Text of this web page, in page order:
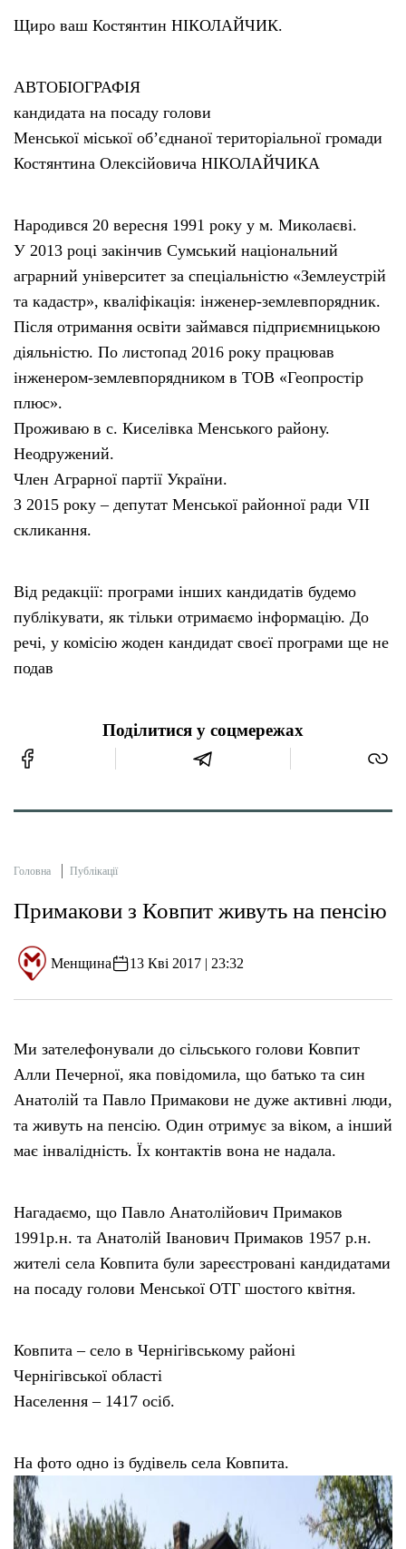
Щиро ваш Костянтин НІКОЛАЙЧИК.
АВТОБІОГРАФІЯ
кандидата на посаду голови
Менської міської об’єднаної територіальної громади
Костянтина Олексійовича НІКОЛАЙЧИКА
Народився 20 вересня 1991 року у м. Миколаєві.
У 2013 році закінчив Сумський національний
аграрний університет за спеціальністю «Землеустрій
та кадастр», кваліфікація: інженер-землевпорядник.
Після отримання освіти займався підприємницькою
діяльністю. По листопад 2016 року працював
інженером-землевпорядником в ТОВ «Геопростір
плюс».
Проживаю в с. Киселівка Менського району.
Неодружений.
Член Аграрної партії України.
З 2015 року – депутат Менської районної ради VII
скликання.
Від редакції: програми інших кандидатів будемо
публікувати, як тільки отримаємо інформацію. До
речі, у комісію жоден кандидат своєї програми ще не
подав
Поділитися у соцмережах
Головна Публікації
Примакови з Ковпит живуть на пенсію
Менщина 13 Кві 2017 | 23:32
Ми зателефонували до сільського голови Ковпит
Алли Печерної, яка повідомила, що батько та син
Анатолій та Павло Примакови не дуже активні люди,
та живуть на пенсію. Один отримує за віком, а інший
має інвалідність. Їх контактів вона не надала.
Нагадаємо, що Павло Анатолійович Примаков
1991р.н. та Анатолій Іванович Примаков 1957 р.н.
жителі села Ковпита були зареєстровані кандидатами
на посаду голови Менської ОТГ шостого квітня.
Ковпита – село в Чернігівському районі
Чернігівської області
Населення – 1417 осіб.
На фото одно із будівель села Ковпита.